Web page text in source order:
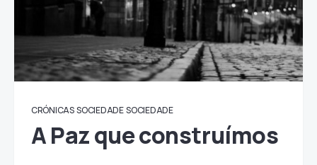
CRÓNICAS SOCIEDADE SOCIEDADE
A Paz que construímos